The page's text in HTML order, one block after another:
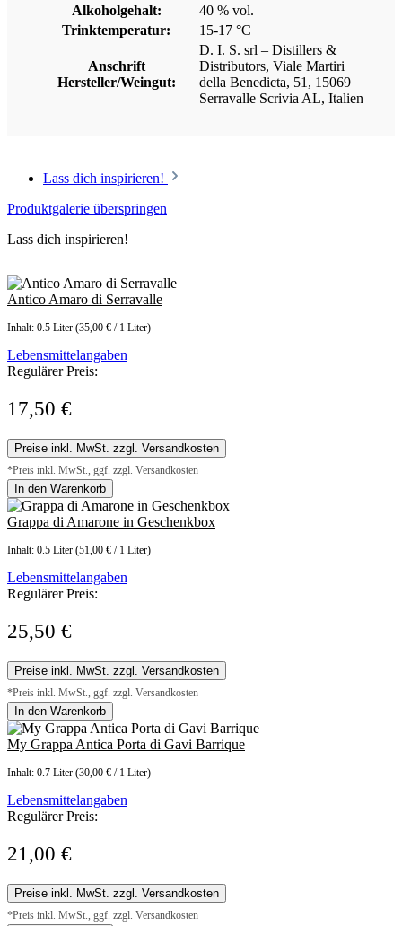
Alkoholgehalt:
40 % vol.
Trinktemperatur:
15-17 °C
Anschrift
Hersteller/Weingut:
D. I. S. srl – Distillers &
Distributors, Viale Martiri
della Benedicta, 51, 15069
Serravalle Scrivia AL, Italien
Lass dich inspirieren!
Produktgalerie überspringen
Lass dich inspirieren!
Antico Amaro di Serravalle
Inhalt: 0.5 Liter (35,00 € / 1 Liter)
Lebensmittelangaben
Regulärer Preis:
17,50 €
Preise inkl. MwSt. zzgl. Versandkosten
*Preis inkl. MwSt., ggf. zzgl. Versandkosten
In den Warenkorb
Grappa di Amarone in Geschenkbox
Inhalt: 0.5 Liter (51,00 € / 1 Liter)
Lebensmittelangaben
Regulärer Preis:
25,50 €
Preise inkl. MwSt. zzgl. Versandkosten
*Preis inkl. MwSt., ggf. zzgl. Versandkosten
In den Warenkorb
My Grappa Antica Porta di Gavi Barrique
Inhalt: 0.7 Liter (30,00 € / 1 Liter)
Lebensmittelangaben
Regulärer Preis:
21,00 €
Preise inkl. MwSt. zzgl. Versandkosten
*Preis inkl. MwSt., ggf. zzgl. Versandkosten